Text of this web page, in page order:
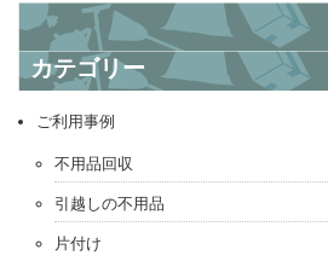
? えびの市にダイニングセットのお引き取り
カテゴリー
ご利用事例
不用品回収
引越しの不用品
片付け